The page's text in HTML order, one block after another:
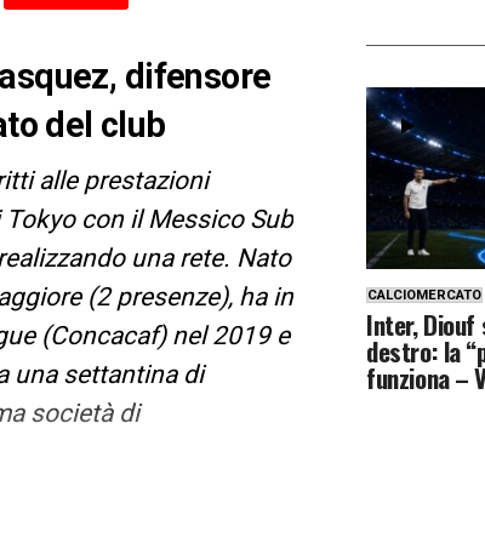
difensore
del club
alle prestazioni
con il Messico Sub
una rete. Nato
(2 presenze), ha in
(Concacaf) nel 2019 e
una settantina di
società di
CALCIOMERCATO
Inter, Diouf
destro: la
funziona –